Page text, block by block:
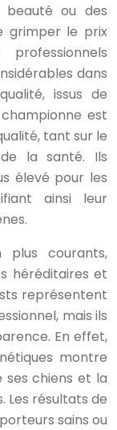
ou des
grimper le prix
dans
issus de
championne est
tant sur le
la santé. Ils
élevé pour les
ainsi leur
plus courants,
héréditaires et
représentent
mais ils
En effet,
montre
chiens et la
Les résultats de
sains ou